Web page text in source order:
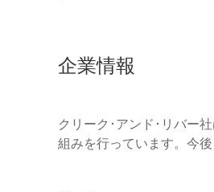
企業情報
クリーク･アンド･リバー
組みを行っています。今